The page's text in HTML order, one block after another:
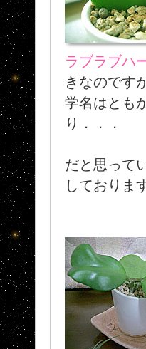
ラブラブハ
きなのです
学名はとも
り．．．
だと思って
しておりま